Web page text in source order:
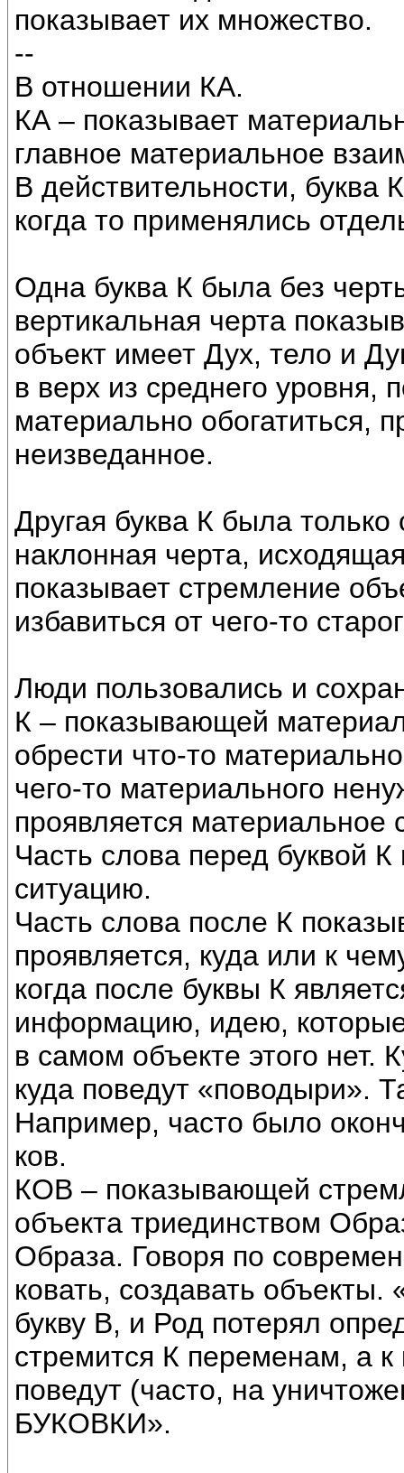
показывает их множество.
--
В отношении КА.
КА – показывает
главное материальное
В действительности, буква
когда то применялись
Одна буква К была без
вертикальная черта
объект имеет Дух, тело и
в верх из среднего уровня,
материально обогатиться,
неизведанное.
Другая буква К была
наклонная черта,
показывает стремление
избавиться от чего-то
Люди пользовались и
К – показывающей
обрести что-то
чего-то материального
проявляется материальное
Часть слова перед буквой
ситуацию.
Часть слова после К
проявляется, куда или к
когда после буквы К
информацию, идею,
в самом объекте этого нет.
куда поведут «поводыри».
Например, часто было
ков.
КОВ – показывающей
объекта триединством
Образа. Говоря по
ковать, создавать
букву В, и Род потерял
стремится К переменам, а к
поведут (часто, на
БУКОВКИ».